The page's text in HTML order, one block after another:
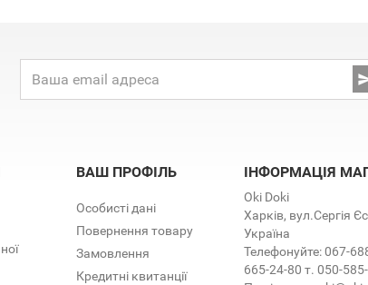
ВАШ ПРОФІЛЬ
Особисті дані
Повернення товару
Замовлення
Кредитні квитанції
ІНФОРМАЦІЯ
Oki Doki
Харків, вул.Сергія
Україна
Телефонуйте:067-
665-24-80 т. 050-